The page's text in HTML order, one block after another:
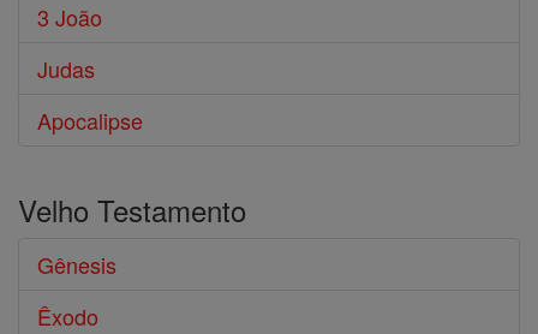
3 João
Judas
Apocalipse
Velho Testamento
Gênesis
Êxodo